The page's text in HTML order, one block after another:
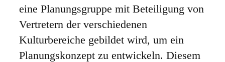
eine Planungsgruppe mit Beteiligung von
Vertretern der verschiedenen
Kulturbereiche gebildet wird, um ein
Planungskonzept zu entwickeln. Diesem